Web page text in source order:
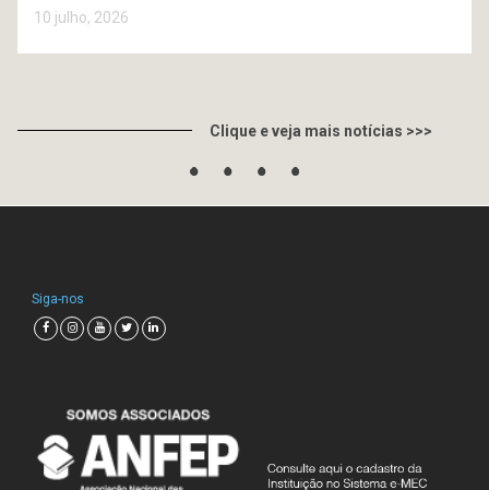
10 julho, 2026
Clique e veja mais notícias >>>
Siga-nos